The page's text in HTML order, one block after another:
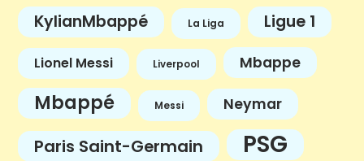
KylianMbappé La Liga Ligue 1
Lionel Messi Liverpool Mbappe
Mbappé Messi Neymar
Paris Saint-Germain PSG